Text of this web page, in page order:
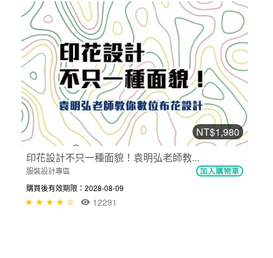
NT$1,980
印花設計不只一種面貌！袁明弘老師教...
服裝設計專區 加入購物車
購買後有效期限：2028-08-09
12291